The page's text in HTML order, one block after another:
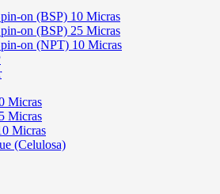
on (BSP) 10 Micras
on (BSP) 25 Micras
on (NPT) 10 Micras
Micras
Micras
Micras
(Celulosa)